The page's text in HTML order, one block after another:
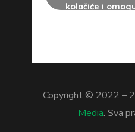
kolačiće i
Copyright © 2022 –
Media. Sva